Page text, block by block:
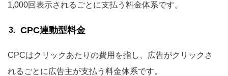
1,000回表示されるごとに支払う料金体系です。
CPC連動型料金
CPCはクリックあたりの費用を指し、広告がクリックさ
れるごとに広告主が支払う料金体系です。